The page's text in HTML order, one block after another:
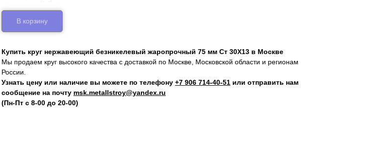
В корзину
Купить круг нержавеющий безникелевый жаропрочный 75 мм Ст 30Х13 в Москве
Мы продаем круг высокого качества с доставкой по Москве, Московской области и регионам
России.
Узнать цену или наличие вы можете по телефону +7 906 714‑40-51 или отправить нам
сообщение на почту msk.metallstroy@yandex.ru
(Пн-Пт с 8-00 до 20-00)